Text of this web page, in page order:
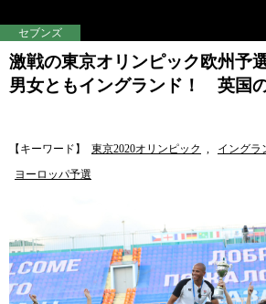
セブンズ
激戦の東京オリンピック欧州予
男女ともイングランド！ 英国の
【キーワード】 東京2020オリンピック , イングラ
ヨーロッパ予選